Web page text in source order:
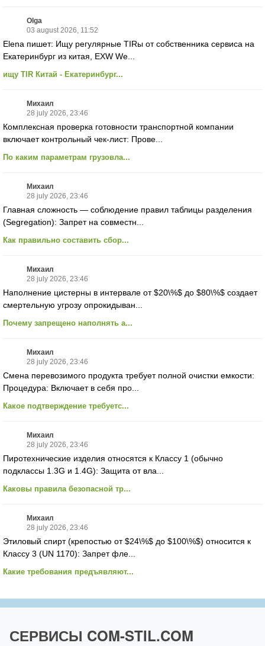
Olga
03 august 2026, 11:52
Elena пишет: Ищу регулярные TIRы от собственника сервиса на
Екатеринбург из китая, EXW We...
ищу TIR Китай - Екатеринбург...
Михаил
28 july 2026, 23:46
Комплексная проверка готовности транспортной компании
включает контрольный чек-лист: Прове...
По каким параметрам грузовла...
Михаил
28 july 2026, 23:46
Главная сложность — соблюдение правил таблицы разделения
(Segregation): Запрет на совместн...
Как правильно составить сбор...
Михаил
28 july 2026, 23:46
Наполнение цистерны в интервале от $20\%$ до $80\%$ создает
смертельную угрозу опрокидыван...
Почему запрещено наполнять а...
Михаил
28 july 2026, 23:46
Смена перевозимого продукта требует полной очистки емкости:
Процедура: Включает в себя про...
Какое подтверждение требуетс...
Михаил
28 july 2026, 23:46
Пиротехнические изделия относятся к Классу 1 (обычно
подклассы 1.3G и 1.4G): Защита от вла...
Каковы правила безопасной тр...
Михаил
28 july 2026, 23:46
Этиловый спирт (крепостью от $24\%$ до $100\%$) относится к
Классу 3 (UN 1170): Запрет фле...
Какие требования предъявляют...
СЕРВИСЫ COM-STIL.COM